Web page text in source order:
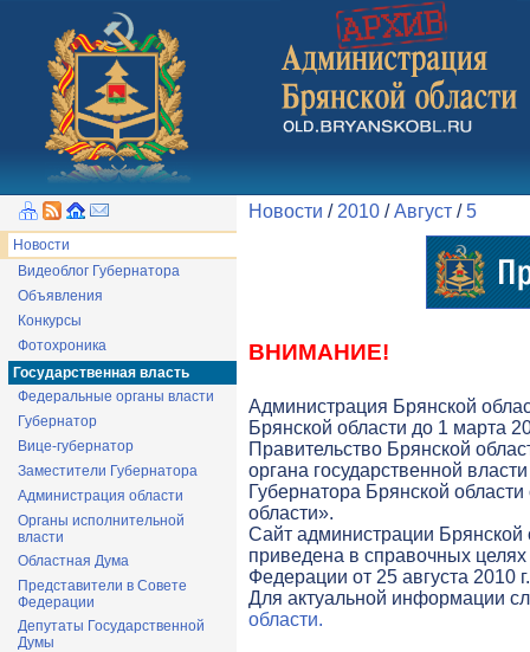
Новости
Видеоблог Губернатора
Объявления
Конкурсы
Фотохроника
Государственная власть
Федеральные органы власти
Губернатор
Вице-губернатор
Заместители Губернатора
Администрация области
Органы исполнительной
власти
Областная Дума
Представители в Совете
Федерации
Депутаты Государственной
Думы
Новости / 2010 /Август /5
ВНИМАНИЕ!
Администрация Брянской
Брянской области до 1 марта
Правительство Брянской
органа государственной
Губернатора Брянской
области».
Cайт администрации
приведена в справочных целях
Федерации от 25 августа 2010
Для актуальной информации
области.